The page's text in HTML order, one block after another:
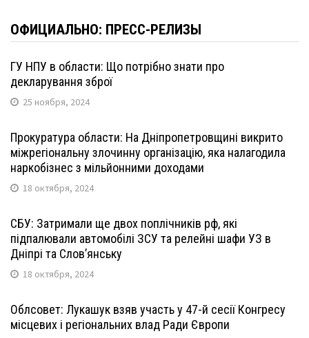
ОФИЦИАЛЬНО: ПРЕСС-РЕЛИЗЫ
ГУ НПУ в области: Що потрібно знати про
декларування зброї
25 ноября, 2024
Прокуратура области: На Дніпропетровщині викрито
міжрегіональну злочинну організацію, яка налагодила
наркобізнес з мільйонними доходами
18 октября, 2024
СБУ: Затримали ще двох поплічників рф, які
підпалювали автомобілі ЗСУ та релейні шафи УЗ в
Дніпрі та Слов’янську
18 октября, 2024
Облсовет: Лукашук взяв участь у 47-й сесії Конгресу
місцевих і регіональних влад Ради Європи